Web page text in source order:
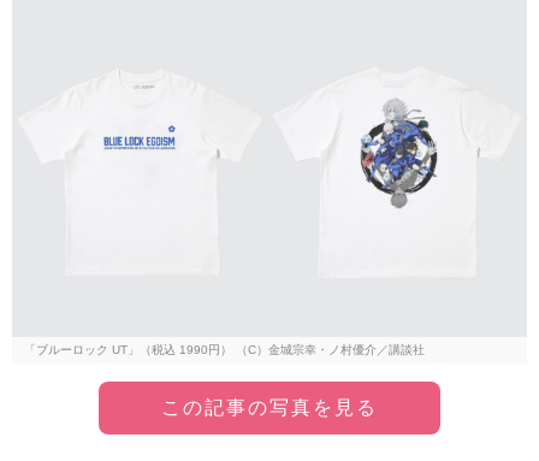
「ブルーロック UT」（税込 1990円） （C）金城宗幸・ノ村優介／講談社
この記事の写真を見る